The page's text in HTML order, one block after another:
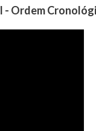
- Ordem